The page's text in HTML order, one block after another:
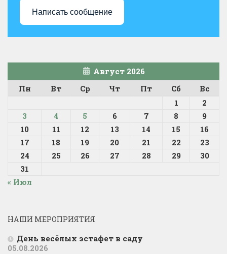
Написать сообщение
Август 2026
Пн
Вт Ср Чт Пт Сб
Вс
1
2
3
4 5 6 7 8
9
10
11 12 13 14 15
16
17
18 19 20 21 22
23
24
25 26 27 28 29
30
31
« Июл
НАШИ МЕРОПРИЯТИЯ
День весёлых эстафет в саду
05.08.2026